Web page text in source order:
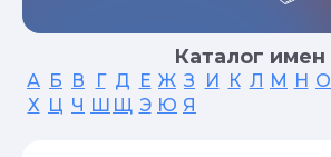
Каталог имен
А Б В Г Д Е Ж З И К Л М Н О
Х Ц Ч Ш Щ Э Ю Я